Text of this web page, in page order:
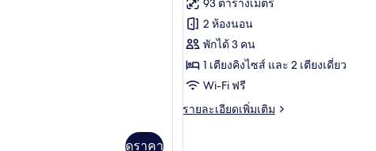
ดูราคา
อ
พาร์
ท
เม
นท์,
93 ตารางเมตร
2 ห้องนอน
พักได้ 3 คน
1 เตียงคิงไซส์ และ 2 เตียงเดี่ยว
Wi-Fi ฟรี
รายละเอียดเพิ่มเติม
ราย